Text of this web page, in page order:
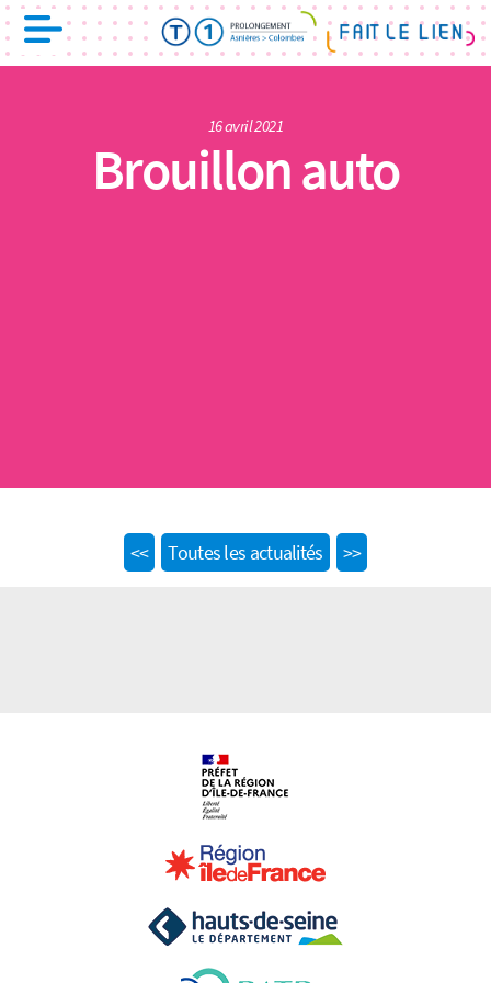
16 avril 2021
Brouillon auto
<<Previous
Toutes les actualités >>Next